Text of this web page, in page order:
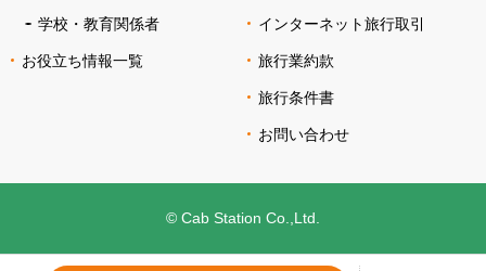
学校・教育関係者
お役立ち情報一覧
インターネット旅行取引
旅行業約款
旅行条件書
お問い合わせ
© Cab Station Co.,Ltd.